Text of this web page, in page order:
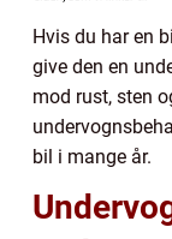
Hvis du har en
give den en
mod rust, sten
bil i mange år.